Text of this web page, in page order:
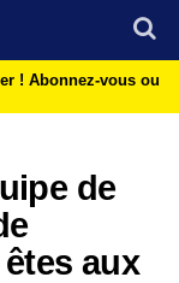
! Abonnez-vous ou
de
aux